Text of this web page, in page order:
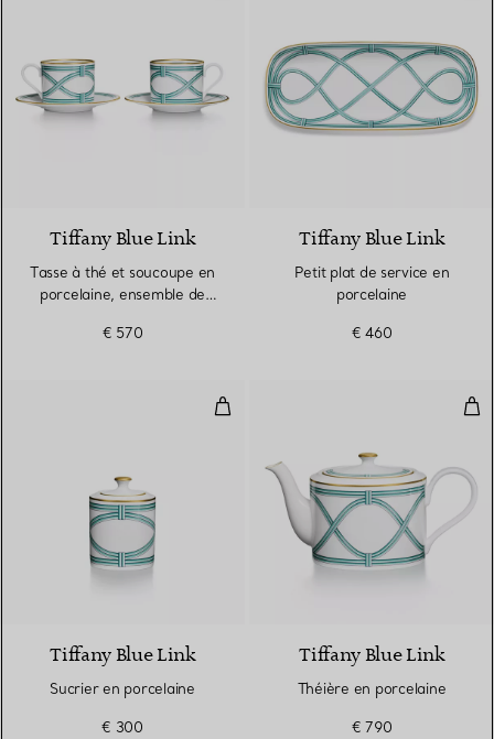
Tiffany Blue Link
Tasse à thé et soucoupe en
porcelaine, ensemble de
€ 570
Tiffany Blue Link
Petit plat de service en
porcelaine
€ 460
Sucrier en porcelaine
Tiffany Blue Link
Sucrier en porcelaine
€ 300
Tiffany Blue Link
Théière en porcelaine
€ 790